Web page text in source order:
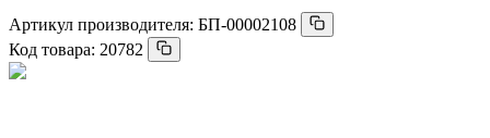
Артикул производителя: БП-00002108
Код товара: 20782